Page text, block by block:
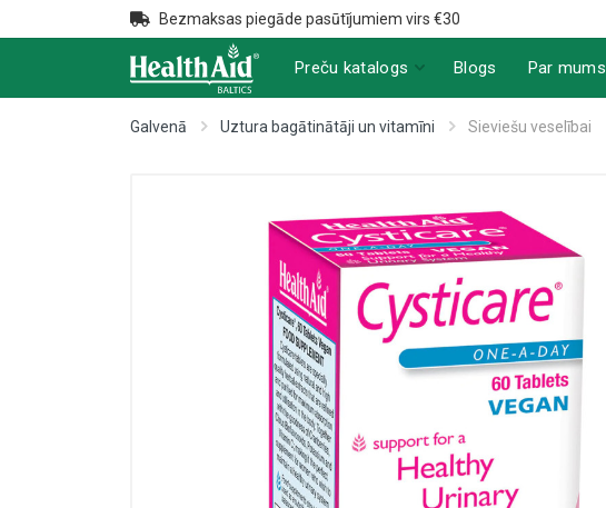
Bezmaksas piegāde pasūtījumiem virs €30
Preču katalogs Blogs Par mums
Galvenā Uztura bagātinātāji un vitamīni Sieviešu veselībai